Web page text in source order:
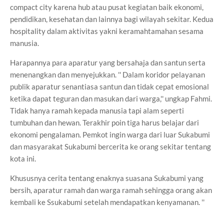
compact city karena hub atau pusat kegiatan baik ekonomi,
pendidikan, kesehatan dan lainnya bagi wilayah sekitar. Kedua
hospitality dalam aktivitas yakni keramahtamahan sesama
manusia.
Harapannya para aparatur yang bersahaja dan santun serta
menenangkan dan menyejukkan. '' Dalam koridor pelayanan
publik aparatur senantiasa santun dan tidak cepat emosional
ketika dapat teguran dan masukan dari warga,'' ungkap Fahmi.
Tidak hanya ramah kepada manusia tapi alam seperti
tumbuhan dan hewan. Terakhir poin tiga harus belajar dari
ekonomi pengalaman. Pemkot ingin warga dari luar Sukabumi
dan masyarakat Sukabumi bercerita ke orang sekitar tentang
kota ini.
Khususnya cerita tentang enaknya suasana Sukabumi yang
bersih, aparatur ramah dan warga ramah sehingga orang akan
kembali ke Ssukabumi setelah mendapatkan kenyamanan. ''